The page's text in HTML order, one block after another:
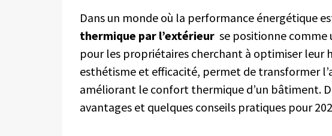
Dans un monde où la performance énergétique
thermique par l’extérieur se positionne
pour les propriétaires cherchant à optimiser
esthétisme et efficacité, permet de transformer
améliorant le confort thermique d’un bâtiment.
avantages et quelques conseils pratiques pour